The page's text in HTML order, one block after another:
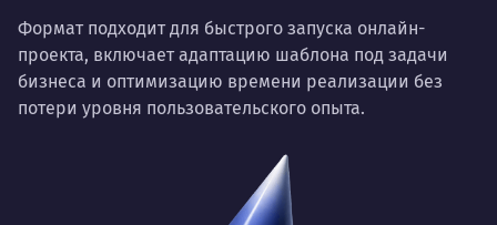
Формат подходит для быстрого запуска онлайн-
проекта, включает адаптацию шаблона под задачи
бизнеса и оптимизацию времени реализации без
потери уровня пользовательского опыта.